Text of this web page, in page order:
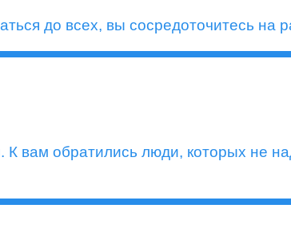
до всех, вы сосредоточитесь на
вам обратились люди, которых не